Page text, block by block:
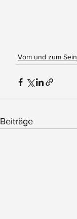
Vom und zum Sein